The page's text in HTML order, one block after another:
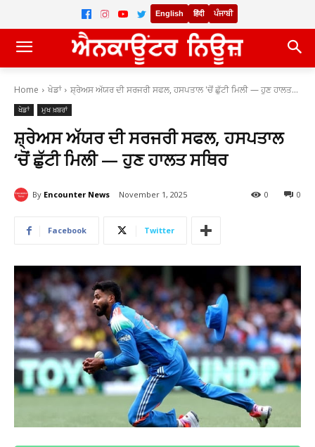
English हिंदी ਪੰਜਾਬੀ
Home ਖੇਡਾਂ ਸ਼੍ਰੇਅਸ ਅੱਯਰ ਦੀ ਸਰਜਰੀ ਸਫਲ, ਹਸਪਤਾਲ 'ਚੋਂ ਛੁੱਟੀ ਮਿਲੀ — ਹੁਣ ਹਾਲਤ...
ਖੇਡਾਂ ਮੁਖ ਖ਼ਬਰਾਂ
ਸ਼੍ਰੇਅਸ ਅੱਯਰ ਦੀ ਸਰਜਰੀ ਸਫਲ, ਹਸਪਤਾਲ
‘ਚੋਂ ਛੁੱਟੀ ਮਿਲੀ — ਹੁਣ ਹਾਲਤ ਸਥਿਰ
By Encounter News November 1, 2025 0
0
Facebook Twitter